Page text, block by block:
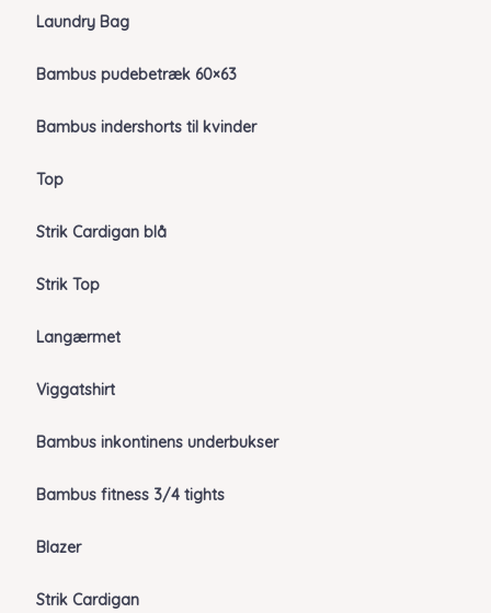
Laundry Bag
Bambus pudebetræk 60×63
Bambus indershorts til kvinder
Top
Strik Cardigan blå
Strik Top
Langærmet
Viggatshirt
Bambus inkontinens underbukser
Bambus fitness 3/4 tights
Blazer
Strik Cardigan